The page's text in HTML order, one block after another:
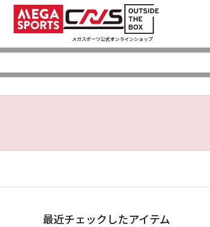
メガスポーツ公式オンラインショップ
最近チェックしたアイテム